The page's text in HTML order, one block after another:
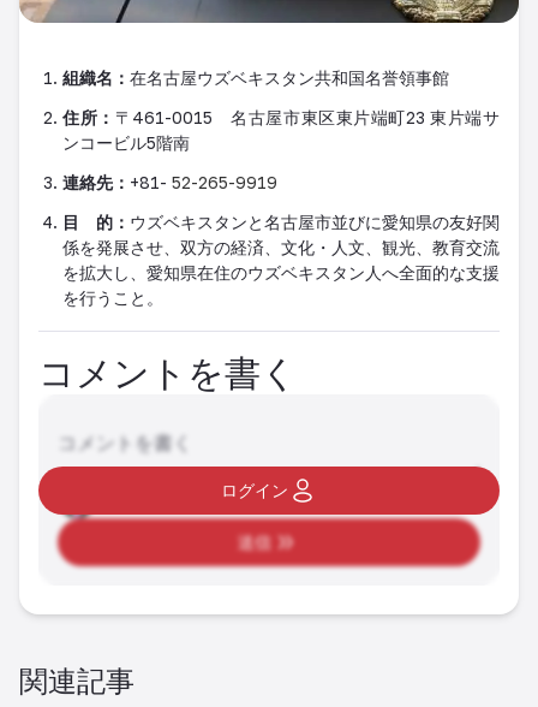
組織名： 在名古屋ウズベキスタン共和国名誉領事館
住所： 〒 461-0015 名古屋市東区東片端町23東片端サ
ンコービル5階南
連絡先： +81- 52-265-9919
目 的 ： ウズベキスタンと名古屋市並びに愛知県の友好関
係を発展させ、双方の経済、文化・人文、観光、教育交流
を拡大し、愛知県在住のウズベキスタン人へ全面的な支援
を行うこと。
コメントを書く
コメントを書く
送信
ログイン
関連記事